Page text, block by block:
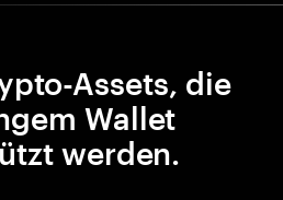
Assets, die
Wallet
werden.